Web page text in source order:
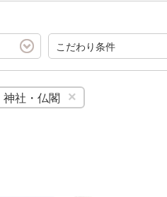
こだわり条件
神社・仏閣 ×